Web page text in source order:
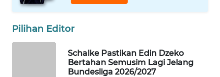
Pilihan Editor
Schalke Pastikan Edin Dzeko
Bertahan Semusim Lagi Jelang
Bundesliga 2026/2027
WAHANA
LISTRIK